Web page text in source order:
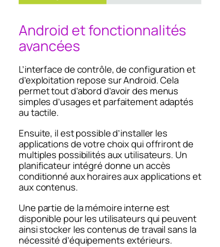
Android et fonctionnalités
avancées
L’interface de contrôle, de configuration et
d’exploitation repose sur Android. Cela
permet tout d’abord d’avoir des menus
simples d’usages et parfaitement adaptés
au tactile.
Ensuite, il est possible d’installer les
applications de votre choix qui offriront de
multiples possibilités aux utilisateurs. Un
planificateur intégré donne un accès
conditionné aux horaires aux applications et
aux contenus.
Une partie de la mémoire interne est
disponible pour les utilisateurs qui peuvent
ainsi stocker les contenus de travail sans la
nécessité d’équipements extérieurs.